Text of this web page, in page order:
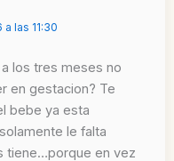
las 11:30
los tres meses no
en gestacion? Te
bebe ya esta
le falta
tiene…porque en vez